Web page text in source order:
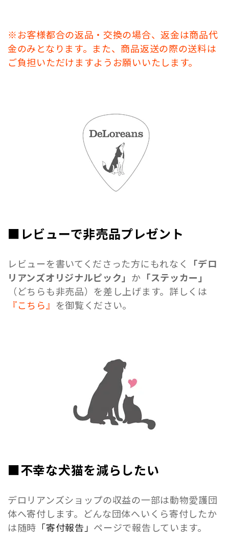
※お客様都合の返品・交換の場合、返金は商品代
金のみとなります。また、商品返送の際の送料は
ご負担いただけますようお願いいたします。
■レビューで非売品プレゼント
レビューを書いてくださった方にもれなく
「デロ
リアンズオリジナルピック」 か 「ステッカー」
（どちらも非売品）を差し上げます。詳しくは
『こちら』 を御覧ください。
■不幸な犬猫を減らしたい
デロリアンズショップの収益の一部は動物愛護団
体へ寄付します。どんな団体へいくら寄付したか
は随時 「寄付報告」 ページで報告しています。